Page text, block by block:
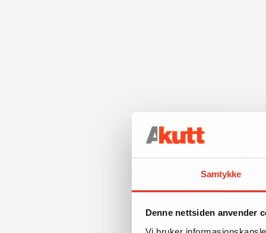
Samtykke
Denne nettsiden anvender